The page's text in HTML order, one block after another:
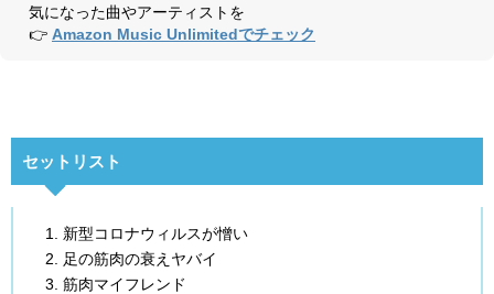
気になった曲やアーティストを
👉 Amazon Music Unlimitedでチェック
セットリスト
新型コロナウィルスが憎い
足の筋肉の衰えヤバイ
筋肉マイフレンド